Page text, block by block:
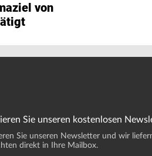
von
Sie unseren kostenlosen
Sie unseren Newsletter und wir
direkt in Ihre Mailbox.